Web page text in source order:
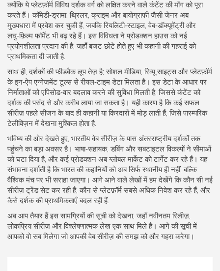
क्योंकि ये प्लेटफ़ॉर्म विविध दर्शक वर्ग को लक्षित करने वाले कंटेंट की माँग को पूरा
करते हैं। कॉमेडी‑ड्रामा, थ्रिलर, क्राइम और बायोग्राफी जैसी जेनर अब
मुख्यधारा में प्रवेश कर चुकी हैं, जबकि रियलिटी‑स्टाइल, वेब‑डॉक्यूमेंट्री और
लघु‑फ़िल्म फॉर्मेट भी बढ़ रहे हैं। इस विविधता ने प्रोडक्शन हाउस को नई
प्रयोगशीलता प्रदान की है, जहाँ बजट छोटे होते हुए भी कहानी की गहराई को
प्राथमिकता दी जाती है.
साथ ही, दर्शकों की फीडबैक लूप तेज़ है; सोशल मीडिया, रिव्यू साइट्स और प्लेटफ़ॉर्म
के इन‑ऐप एन्गेजमेंट टूल्स से रीयल‑टाइम डेटा मिलता है। इस डेटा के आधार पर
निर्माताओं को एपिसोड‑वार बदलाव करने की सुविधा मिलती है, जिससे कंटेंट को
दर्शक की पसंद से और करीब लाया जा सकता है। यही कारण है कि कई सफल
सीरीज़ पहले सीजन के बाद ही कहानी या किरदारों में मोड़ लाती हैं, जिसे पारम्परिक
टेलीविज़न में देखना मुश्किल होता है.
भविष्य की ओर देखते हुए, भारतीय वेब सीरीज़ के पास अंतरराष्ट्रीय दर्शकों तक
पहुंचने का बड़ा अवसर है। भाषा‑सहायक, डबिंग और सबटाइटल विकल्पों ने सीमाओं
को घटा दिया है, और कई प्रोडक्शन अब ग्लोबल मार्केट को टार्गेट कर रहे हैं। यह
संभावना दर्शाती है कि भारत की कहानियों को अब सिर्फ स्थानीय ही नहीं, बल्कि
वैश्विक मंच पर भी सराहा जाएगा। आगे आने वाले लेखों में हम देखेंगे कि कौन सी नई
सीरीज़ ट्रेंड सेट कर रही हैं, कौन से प्लेटफ़ॉर्म सबसे अधिक निवेश कर रहे हैं, और
कैसे दर्शक की प्राथमिकताएँ बदल रही हैं.
अब आप तैयार हैं इस सामग्रियों की सूची को देखना, जहाँ नवीनतम रिलीज़,
लोकप्रिय सीरीज़ और विश्लेषणात्मक लेख एक साथ मिले हैं। आगे की सूची में
आपको वो सब मिलेगा जो आपकी वेब सीरीज़ की समझ को और गहरा करेगा।